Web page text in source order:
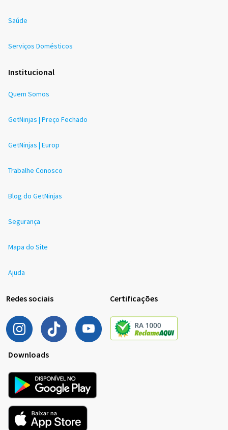
Saúde
Serviços Domésticos
Institucional
Quem Somos
GetNinjas | Preço Fechado
GetNinjas | Europ
Trabalhe Conosco
Blog do GetNinjas
Segurança
Mapa do Site
Ajuda
Redes sociais Certificações
Downloads